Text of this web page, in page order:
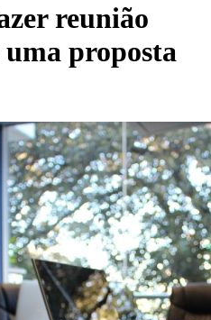
reunião
proposta